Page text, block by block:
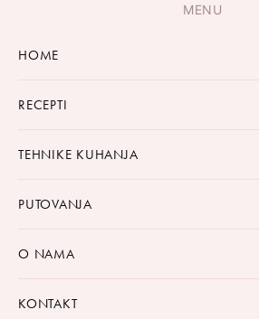
MENU
HOME
RECEPTI
TEHNIKE KUHANJA
PUTOVANJA
O NAMA
KONTAKT